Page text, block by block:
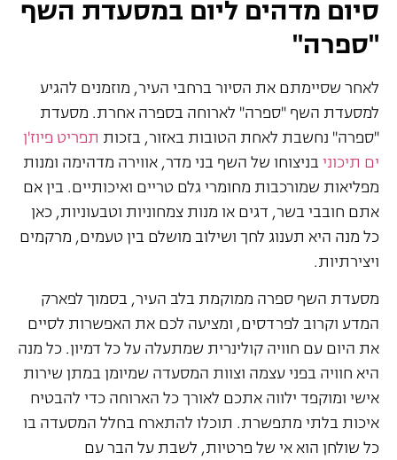
סיום מדהים ליום במסעדת השף
"ספרה"
לאחר שסיימתם את הסיור ברחבי העיר, מוזמנים להגיע
למסעדת השף "ספרה" לארוחה בספרה אחרת. מסעדת
"ספרה" נחשבת לאחת הטובות באזור, בזכות תפריט פיוז'ן
ים תיכוני בניצוחו של השף בני מדר, אווירה מדהימה ומנות
מפליאות שמורכבות מחומרי גלם טריים ואיכותיים. בין אם
אתם חובבי בשר, דגים או מנות צמחוניות וטבעוניות, כאן
כל מנה היא תענוג לחך ושילוב מושלם בין טעמים, מרקמים
ויצירתיות.
מסעדת השף ספרה ממוקמת בלב העיר, בסמוך לפארק
המדע וקרוב לפרדסים, ומציעה לכם את האפשרות לסיים
את היום עם חוויה קולינרית שמתעלה על כל דמיון. כל מנה
היא חוויה בפני עצמה וצוות המסעדה שמיומן במתן שירות
אישי ומוקפד ילווה אתכם לאורך כל הארוחה כדי להבטיח
איכות בלתי מתפשרת. תוכלו להתארח בחלל המסעדה בו
כל שולחן הוא אי של פרטיות, לשבת על הבר עם